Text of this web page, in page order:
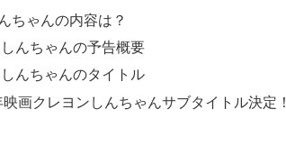
ちゃんの内容は？
んちゃんの予告概要
んちゃんのタイトル
画クレヨンしんちゃんサブタイトル決定！